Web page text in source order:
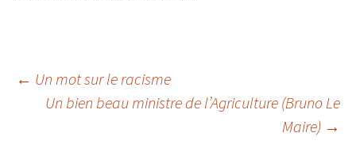
Navigation
← Un mot sur le racisme
Un bien beau ministre de l’Agriculture (Bruno Le
Maire) →